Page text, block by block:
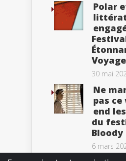
Polar
30 mai
Ne
pas ce
end
du
Bloody
6 mars